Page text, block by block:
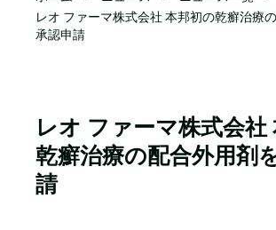
レオ ファーマ株式会社 本邦初の乾癬治療
承認申請
レオ ファーマ株式会社
乾癬治療の配合外用剤
請